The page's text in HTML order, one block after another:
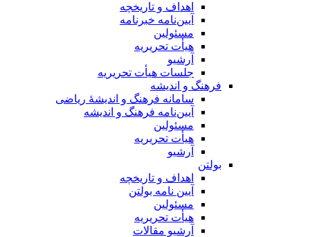
اهداف و تاریخچه
آیین‌نامه خبرنامه
مسئولین
هیأت تحریریه
آرشیو
جلسات هیأت تحریریه
فرهنگ و اندیشه
سامانه فرهنگ و اندیشۀ ریاضی
آیین‌نامه فرهنگ و اندیشه
مسئولین
هیأت تحریریه
آرشیو
بولتن
اهداف و تاریخچه
آیین نامه بولتن
مسئولین
هیأت تحریریه
آرشیو مقالات